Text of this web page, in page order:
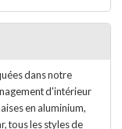
dans notre
d'intérieur
en aluminium,
tous les styles de